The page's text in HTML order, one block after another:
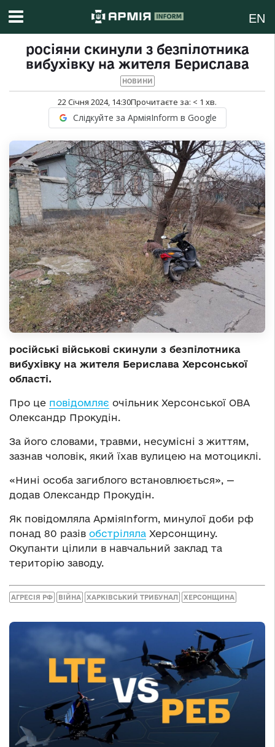
EN
росіяни скинули з безпілотника
вибухівку на жителя Берислава
НОВИНИ
22 Січня 2024, 14:30Прочитаєте за: < 1 хв.
Слідкуйте за АрміяInform в Google
російські військові скинули з безпілотника
вибухівку на жителя Берислава Херсонської
області.
Про це повідомляє очільник Херсонської ОВА
Олександр Прокудін.
За його словами, травми, несумісні з життям,
зазнав чоловік, який їхав вулицею на мотоциклі.
«Нині особа загиблого встановлюється», —
додав Олександр Прокудін.
Як повідомляла АрміяInform, минулої доби рф
понад 80 разів обстріляла Херсонщину.
Окупанти цілили в навчальний заклад та
територію заводу.
АГРЕСІЯ РФ ВІЙНА ХАРКІВСЬКИЙ ТРИБУНАЛ ХЕРСОНЩИНА